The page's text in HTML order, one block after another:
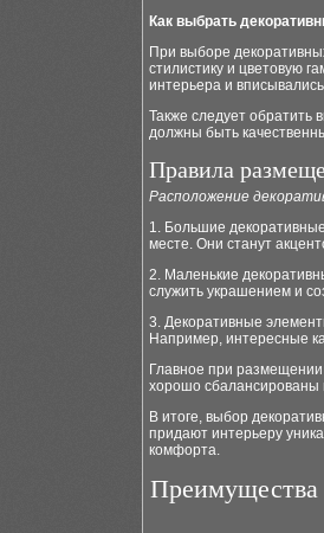
Как выбрать
При выборе
стилистику и цветовую
интерьера и
Также следует обратить
должны быть
Правила
Расположение
1. Большие
месте. Они станут
2. Маленькие
служить украшением и
3. Декоративные
Например, интересные
Главное при
хорошо сбалансированы
В итоге, выбор
придают интерьеру
комфорта.
Преимущества